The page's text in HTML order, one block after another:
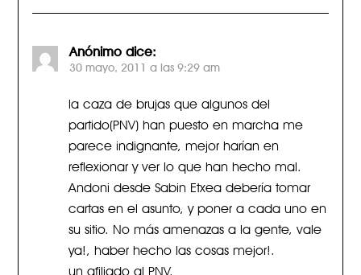
Anónimo dice:
30 mayo, 2011 a las 9:29 am
la caza de brujas que algunos del
partido(PNV) han puesto en marcha me
parece indignante, mejor harían en
reflexionar y ver lo que han hecho mal.
Andoni desde Sabin Etxea debería tomar
cartas en el asunto, y poner a cada uno en
su sitio. No más amenazas a la gente, vale
ya!, haber hecho las cosas mejor!.
un afiliado al PNV.